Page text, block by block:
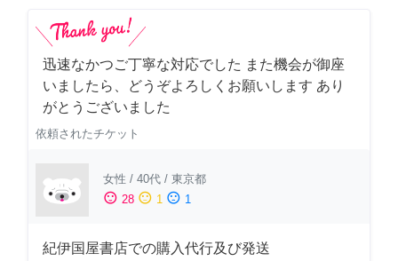
迅速なかつご丁寧な対応でした また機会が御座
いましたら、どうぞよろしくお願いします あり
がとうございました
依頼されたチケット
女性 / 40代 / 東京都
sentiment_satisfied 28 sentiment_neutral 1 sentiment_dissatisfied 1
紀伊国屋書店での購入代行及び発送